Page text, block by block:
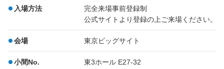
入場方法
完全来場事前登録制
公式サイトより登録の上ご来場ください。
会場 東京ビッグサイト
小間No. 東3ホール E27-32